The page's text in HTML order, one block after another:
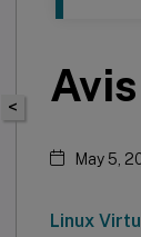
<
May 5,
Linux